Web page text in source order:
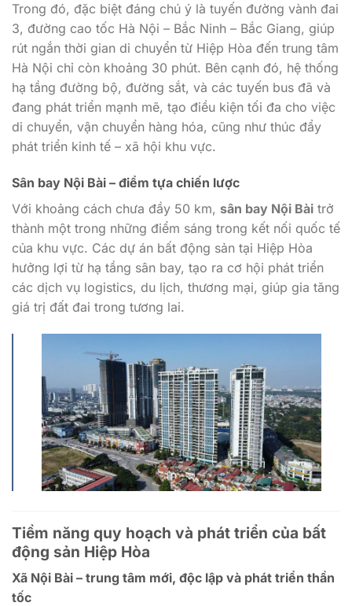
Trong đó, đặc biệt đáng chú ý là tuyến đường vành đai
3, đường cao tốc Hà Nội – Bắc Ninh – Bắc Giang, giúp
rút ngắn thời gian di chuyển từ Hiệp Hòa đến trung tâm
Hà Nội chỉ còn khoảng 30 phút. Bên cạnh đó, hệ thống
hạ tầng đường bộ, đường sắt, và các tuyến bus đã và
đang phát triển mạnh mẽ, tạo điều kiện tối đa cho việc
di chuyển, vận chuyển hàng hóa, cũng như thúc đẩy
phát triển kinh tế – xã hội khu vực.
Sân bay Nội Bài – điểm tựa chiến lược
Với khoảng cách chưa đầy 50 km, sân bay Nội Bài trở
thành một trong những điểm sáng trong kết nối quốc tế
của khu vực. Các dự án bất động sản tại Hiệp Hòa
hưởng lợi từ hạ tầng sân bay, tạo ra cơ hội phát triển
các dịch vụ logistics, du lịch, thương mại, giúp gia tăng
giá trị đất đai trong tương lai.
Tiềm năng quy hoạch và phát triển của bất
động sản Hiệp Hòa
Xã Nội Bài – trung tâm mới, độc lập và phát triển thần
tốc